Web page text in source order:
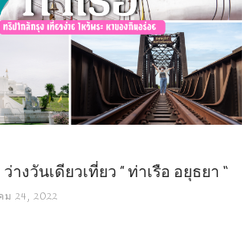
างวันเดียวเที่ยว ” ท่าเรือ อยุธยา “
ม 24, 2022